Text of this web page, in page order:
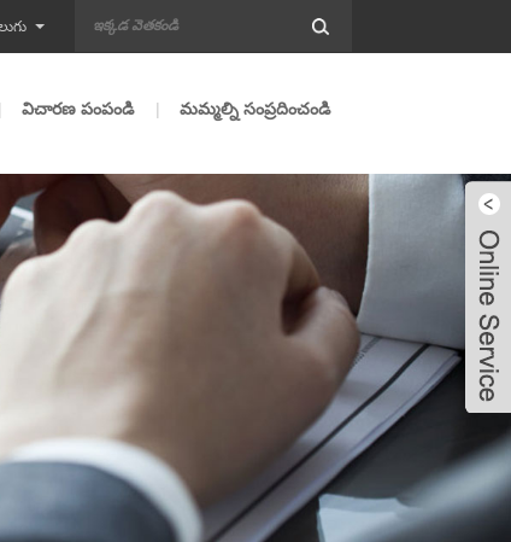
విచారణ పంపండి మమ్మల్ని సంప్రదించండి